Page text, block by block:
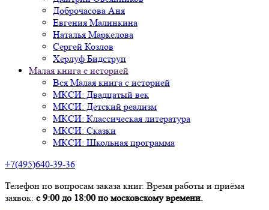
Доброчасова Аня
Евгения Малинкина
Наталья Маркелова
Сергей Козлов
Херлуф Бидструп
Малая книга с историей
Вся Малая книга с историей
МКСИ: Двадцатый век
МКСИ: Детский реализм
МКСИ: Классическая литература
МКСИ: Сказки
МКСИ: Школьная программа
+7(495)640-39-36
Телефон по вопросам заказа книг. Время работы и приёма
заявок: с 9:00 до 18:00 по московскому времени.